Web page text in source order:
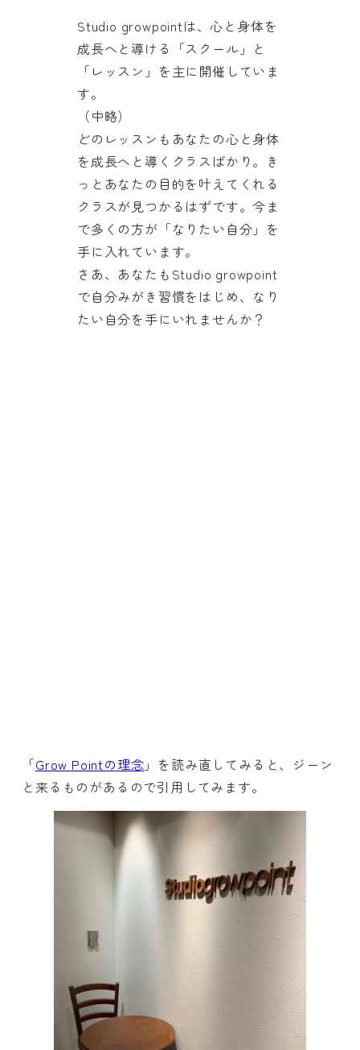
Studio growpointは、心と身体を
成長へと導ける「スクール」と
「レッスン」を主に開催していま
す。
（中略）
どのレッスンもあなたの心と身体
を成長へと導くクラスばかり。き
っとあなたの目的を叶えてくれる
クラスが見つかるはずです。今ま
で多くの方が「なりたい自分」を
手に入れています。
さあ、あなたもStudio growpoint
で自分みがき習慣をはじめ、なり
たい自分を手にいれませんか？
「Grow Pointの理念 」を読み直してみると、ジーン
と来るものがあるので引用してみます。